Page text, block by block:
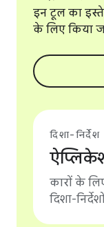
इन टूल का
के लिए किया
दिशा-निर्देश
कारों के
दिशा-